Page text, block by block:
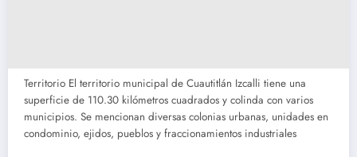
Territorio El territorio municipal de Cuautitlán Izcalli tiene una
superficie de 110.30 kilómetros cuadrados y colinda con varios
municipios. Se mencionan diversas colonias urbanas, unidades en
condominio, ejidos, pueblos y fraccionamientos industriales